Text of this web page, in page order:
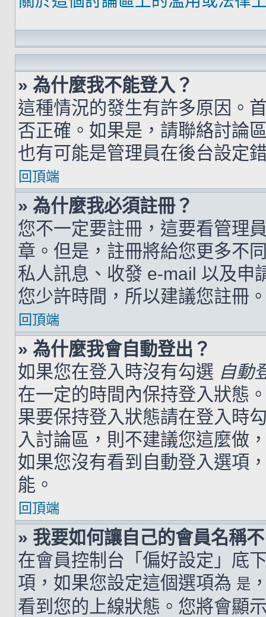
» 為什麼我不能登入？
這種情況的發生有許多原因。
否正確。如果是，請聯絡討論
也有可能是管理員在後台設定
回頂端
» 為什麼我必須註冊？
您不一定要註冊，這要看管理
章。但是，註冊將給您更多不
私人訊息、收發 e-mail 以及申
您少許時間，所以建議您註冊
回頂端
» 為什麼我會自動登出？
如果您在登入時沒有勾選 自動
在一定的時間內保持登入狀態
果要保持登入狀態請在登入時
入討論區，則不建議您這麼做
如果您沒有看到自動登入選項
能。
回頂端
» 我要如何讓自己的會員名稱
在會員控制台「偏好設定」底
項，如果您設定這個選項為 是
看到您的上線狀態。您將會顯